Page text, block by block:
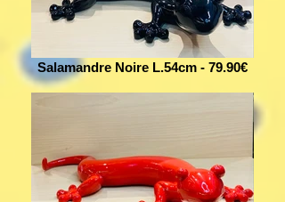
Salamandre Noire L.54cm - 79.90€